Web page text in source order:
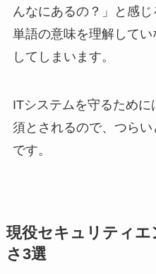
んなにあるの？」と感じ
単語の意味を理解して
してしまいます。
ITシステムを守るため
須とされるので、つら
です。
現役セキュリティ
さ3選